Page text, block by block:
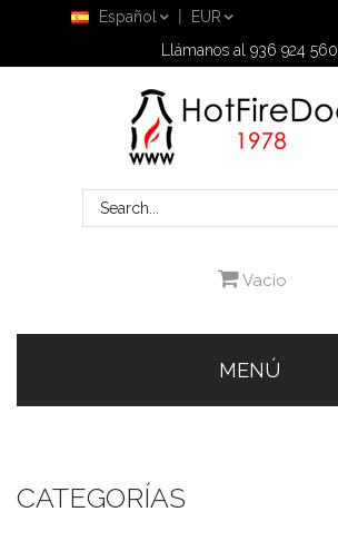
Español
EUR
Llámanos al 936 924 560
Vacío
MENÚ
CATEGORÍAS